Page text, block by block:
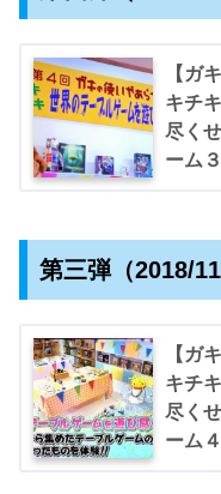
【ガ
キチ
尽く
ーム
第三弾（2018/
【ガ
キチ
尽く
ーム